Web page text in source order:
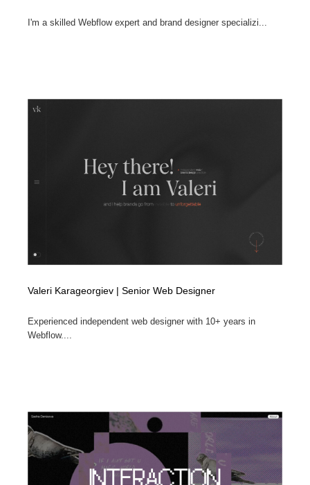
I'm a skilled Webflow expert and brand designer specializi...
Valeri Karageorgiev | Senior Web Designer
Experienced independent web designer with 10+ years in
Webflow....